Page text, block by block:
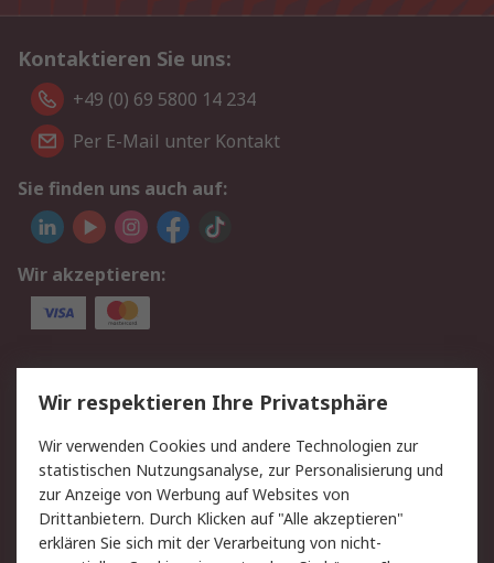
Kontaktieren Sie uns:
+49 (0) 69 5800 14 234
Per E-Mail unter Kontakt
Sie finden uns auch auf:
Wir akzeptieren:
Service
Value Added Services
Lieferlösungen
Rücksendungen
Kontakt
Hilfe
Privatkunden
Rechtliches
Wir respektieren Ihre Privatsphäre
Wir verwenden Cookies und andere Technologien zur
statistischen Nutzungsanalyse, zur Personalisierung und
zur Anzeige von Werbung auf Websites von
Drittanbietern. Durch Klicken auf "Alle akzeptieren"
erklären Sie sich mit der Verarbeitung von nicht-